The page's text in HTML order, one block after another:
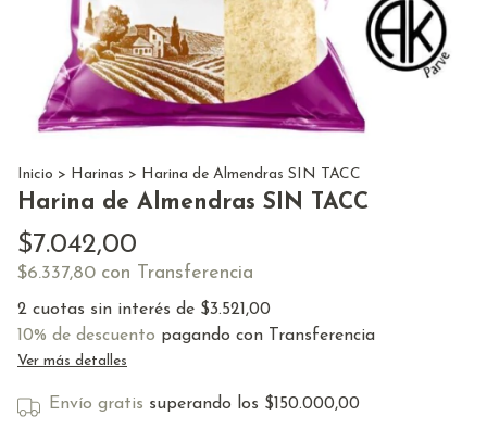
Inicio > Harinas > Harina de Almendras SIN TACC
Harina de Almendras SIN TACC
$7.042,00
$6.337,80 con Transferencia
2 cuotas sin interés de $3.521,00
10% de descuento pagando con Transferencia
Ver más detalles
Envío gratis superando los $150.000,00